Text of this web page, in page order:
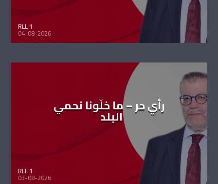
RLL 1
04-08-2026
رأي حر – ما خلّونا نحمي
البلد
RLL 1
03-08-2026